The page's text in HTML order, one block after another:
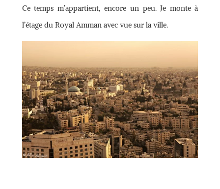
Ce temps m’appartient, encore un peu. Je monte à
l’étage du Royal Amman avec vue sur la ville.